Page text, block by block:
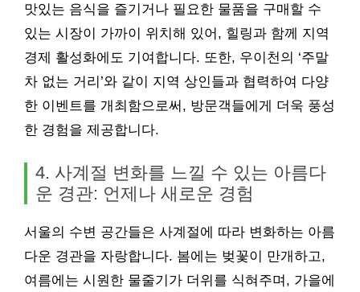
맛있는 음식을 즐기거나 필요한 물품을 구매할 수
있는 시장이 가까이 위치해 있어, 힐링과 함께 지역
경제 활성화에도 기여합니다. 또한, 우이천의 ‘주말
차 없는 거리’와 같이 지역 상인들과 협력하여 다양
한 이벤트를 개최함으로써, 방문객들에게 더욱 풍성
한 경험을 제공합니다.
4. 사계절 변화를 느낄 수 있는 아름다
운 경관: 언제나 새로운 경험
서울의 수변 공간들은 사계절에 따라 변화하는 아름
다운 경관을 자랑합니다. 봄에는 벚꽃이 만개하고,
여름에는 시원한 물줄기가 더위를 식혀주며, 가을에